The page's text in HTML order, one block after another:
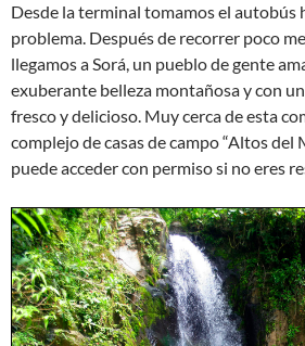
Desde la terminal tomamos el autobús
problema. Después de recorrer poco
llegamos a Sorá, un pueblo de gente
exuberante belleza montañosa y con
fresco y delicioso. Muy cerca de esta
complejo de casas de campo “Altos del
puede acceder con permiso si no eres